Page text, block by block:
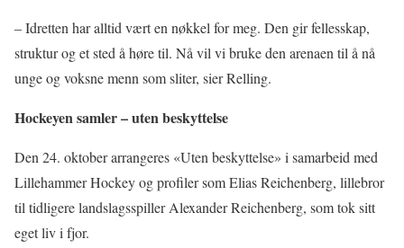
– Idretten har alltid vært en nøkkel for meg. Den gir fellesskap,
struktur og et sted å høre til. Nå vil vi bruke den arenaen til å nå
unge og voksne menn som sliter, sier Relling.
Hockeyen samler – uten beskyttelse
Den 24. oktober arrangeres «Uten beskyttelse» i samarbeid med
Lillehammer Hockey og profiler som Elias Reichenberg, lillebror
til tidligere landslagsspiller Alexander Reichenberg, som tok sitt
eget liv i fjor.